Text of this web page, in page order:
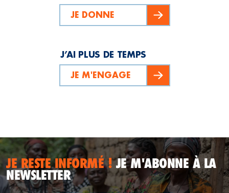
JE DONNE
J’AI PLUS DE TEMPS
JE M'ENGAGE
JE RESTE INFORMÉ !JE M'ABONNE À LA
NEWSLETTER